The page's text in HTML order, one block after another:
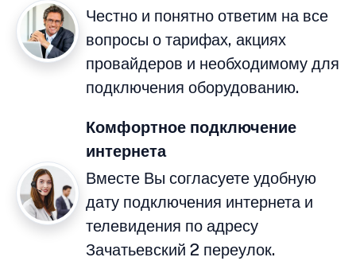
Честно и понятно ответим на все
вопросы о тарифах, акциях
провайдеров и необходимому для
подключения оборудованию.
Комфортное подключение
интернета
Вместе Вы согласуете удобную
дату подключения интернета и
телевидения по адресу
Зачатьевский 2 переулок.